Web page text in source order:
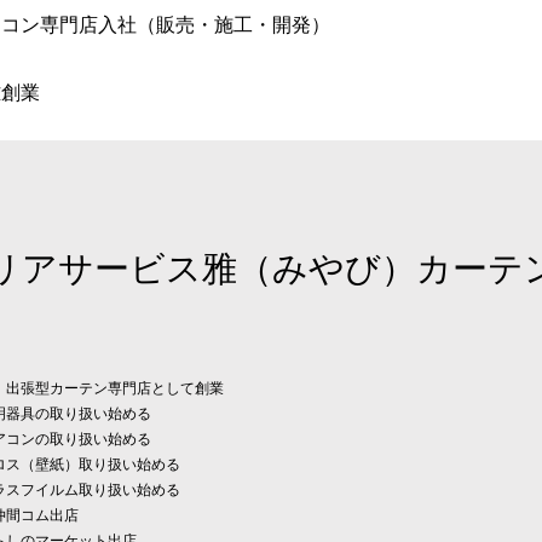
ン専門店入社（販売・施工・開発）
業
アサービス雅（みやび）カーテ
張型カーテン専門店として創業
具の取り扱い始める
ンの取り扱い始める
（壁紙）取り扱い始める
フイルム取り扱い始める
コム出店